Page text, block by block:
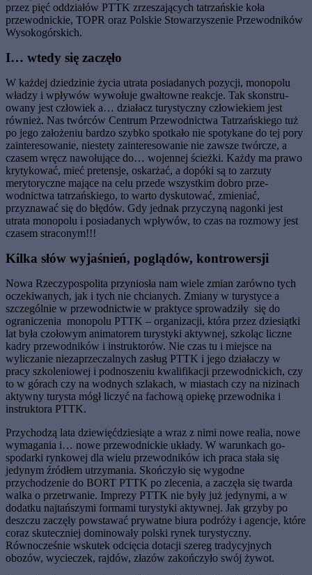
przez pięć oddziałów PTTK zrzeszających tatrzańskie koła
przewodnickie, TOPR oraz Polskie Stowarzy­szenie Przewodników
Wysokogórskich.
I… wtedy się zaczęło
W każdej dziedzinie życia utrata posiada­nych pozycji, monopolu
władzy i wpływów wywołuje gwałtowne reakcje. Tak skonstru­
owany jest człowiek a… działacz turystyczny człowiekiem jest
również. Nas twórców Cen­trum Przewodnictwa Tatrzańskiego tuż
po jego założeniu bardzo szybko spotkało nie spoty­kane do tej pory
zainteresowanie, niestety zainteresowanie nie zawsze twórcze, a
czasem wręcz nawołujące do… wojennej ścieżki. Każ­dy ma prawo
krytykować, mieć pretensje, oskarżać, a dopóki są to zarzuty
merytoryczne mające na celu przede wszystkim dobro prze­
wodnictwa tatrzańskiego, to warto dyskuto­wać, zmieniać,
przyznawać się do błędów. Gdy jednak przyczyną nagonki jest
utrata mo­nopolu i posiadanych wpływów, to czas na rozmowy jest
czasem straconym!!!
Kilka słów wyjaśnień, poglądów, kontrowersji
Nowa Rzeczypospolita przyniosła nam wie­le zmian zarówno tych
oczekiwanych, jak i tych nie chcianych. Zmiany w turystyce a
szczególnie w przewodnictwie w praktyce sprowadziły się do
ograniczenia monopolu PTTK – organizacji, która przez dziesiątki
lat była czołowym animatorem turystyki aktyw­nej, szkoląc liczne
kadry przewodników i in­struktorów. Nie czas tu i miejsce na
wyliczanie niezaprzeczalnych zasług PTTK i jego dzia­łaczy w
pracy szkoleniowej i podnoszeniu kwa­lifikacji przewodnickich, czy
to w górach czy na wodnych szlakach, w miastach czy na nizi­nach
aktywny turysta mógł liczyć na fachową opiekę przewodnika i
instruktora PTTK.
Przychodzą lata dziewięćdziesiąte a wraz z nimi nowe realia, nowe
wymagania i… no­we przewodnickie układy. W warunkach go­
spodarki rynkowej dla wielu przewodników ich praca stała się
jedynym źródłem utrzyma­nia. Skończyło się wygodne
przychodzenie do BORT PTTK po zlecenia, a zaczęła się twarda
walka o przetrwanie. Imprezy PTTK nie były już jedynymi, a w
dodatku najtańszymi forma­mi turystyki aktywnej. Jak grzyby po
deszczu zaczęły powstawać prywatne biura podróży i agencje, które
coraz skuteczniej dominowały polski rynek turystyczny.
Równocześnie wskutek odcięcia dotacji szereg tradycyjnych
obozów, wycieczek, rajdów, złazów zakoń­czyło swój żywot.